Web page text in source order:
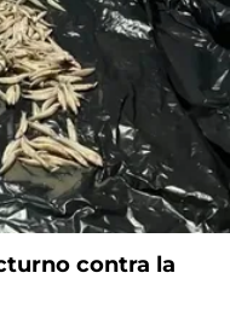
contra la